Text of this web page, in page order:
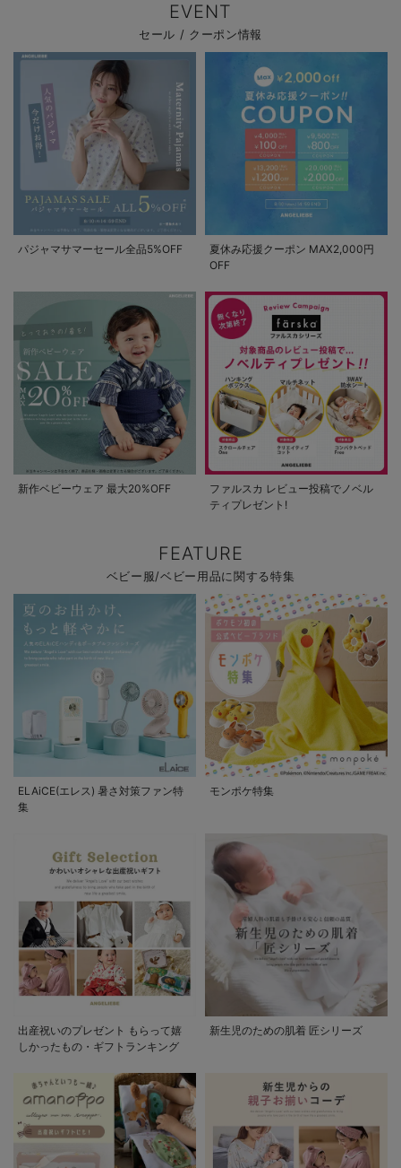
EVENT
セール / クーポン情報
パジャマサマーセール全品5%OFF
夏休み応援クーポン MAX2,000円
OFF
新作ベビーウェア 最大20%OFF
ファルスカ レビュー投稿でノベル
ティプレゼント!
FEATURE
ベビー服/ベビー用品に関する特集
ELAiCE(エレス) 暑さ対策ファン特
集
モンポケ特集
出産祝いのプレゼント もらって嬉
しかったもの・ギフトランキング
新生児のための肌着 匠シリーズ